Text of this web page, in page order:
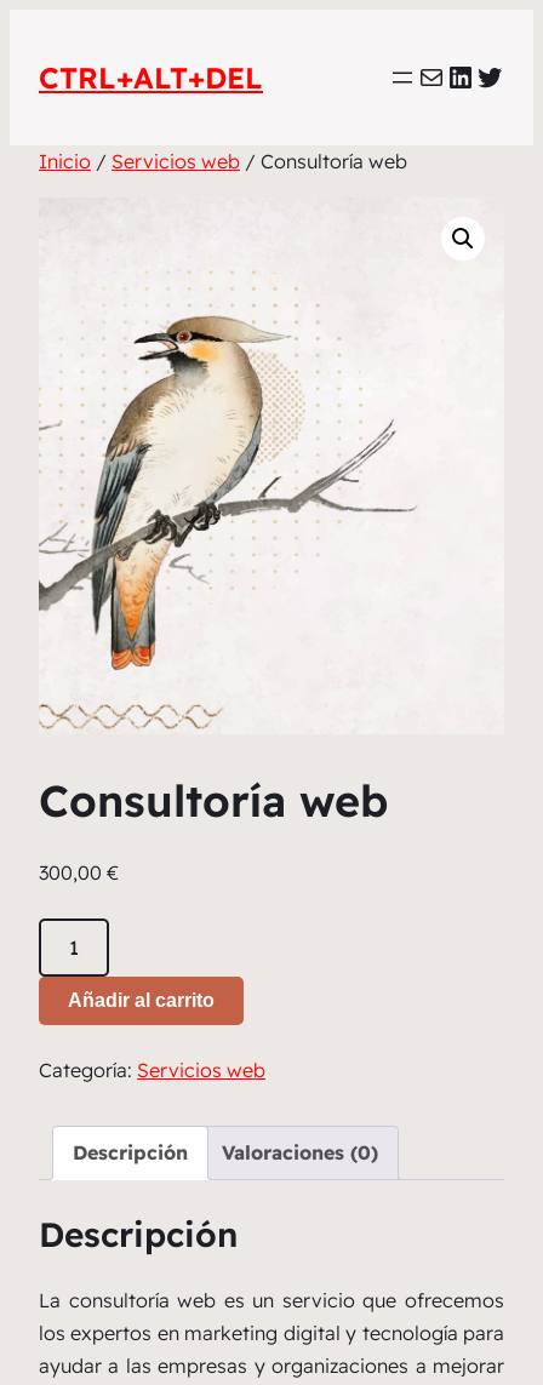
contenido
CTRL+ALT+DEL Correo
Inicio / Servicios web / Consultoría web
Consultoría web
300,00 €
cantidad
Añadir al carrito
Categoría: Servicios web
Descripción Valoraciones (0)
Descripción
La consultoría web es un servicio que ofrecemos
los expertos en marketing digital y tecnología para
ayudar a las empresas y organizaciones a mejorar